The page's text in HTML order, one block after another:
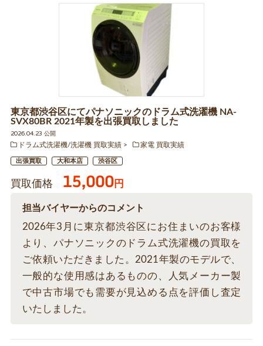
東京都渋谷区にてパナソニックのドラム式洗濯機 NA-
SVX80BR 2021年製を出張買取しました
2026.04.23 公開
ドラム式洗濯機/洗濯機 買取実績
家電 買取実績
出張買取 大和本店 渋谷区
買取価格 15,000円
担当バイヤーからのコメント
2026年3月に東京都渋谷区にお住まいのお客様
より、パナソニックのドラム式洗濯機の買取を
ご依頼いただきました。2021年製のモデルで、
一般的な使用感はあるものの、人気メーカー製
で中古市場でも需要が見込める点を評価し査定
いたしました。